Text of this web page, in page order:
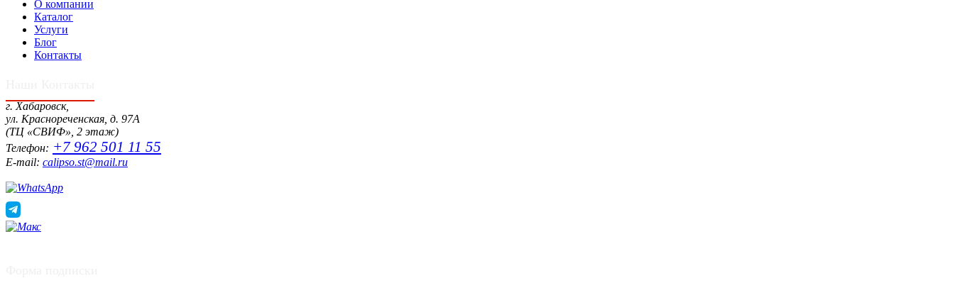
О компании
Каталог
Услуги
Блог
Контакты
г. Хабаровск,
ул. Краснореченская, д. 97А
(ТЦ «СВИФ», 2 этаж)
Телефон: +7 962 501 11 55
E-mail: calipso.st@mail.ru